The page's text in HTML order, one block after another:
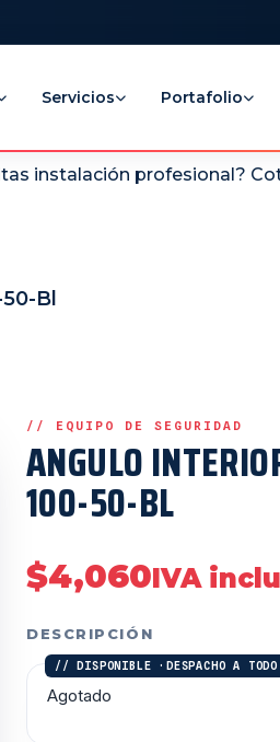
Servicios Portafolio
instalación profesional?
Bl
ANGULO
100-50-BL
$4,060IVA
DESCRIPCIÓN
Agotado